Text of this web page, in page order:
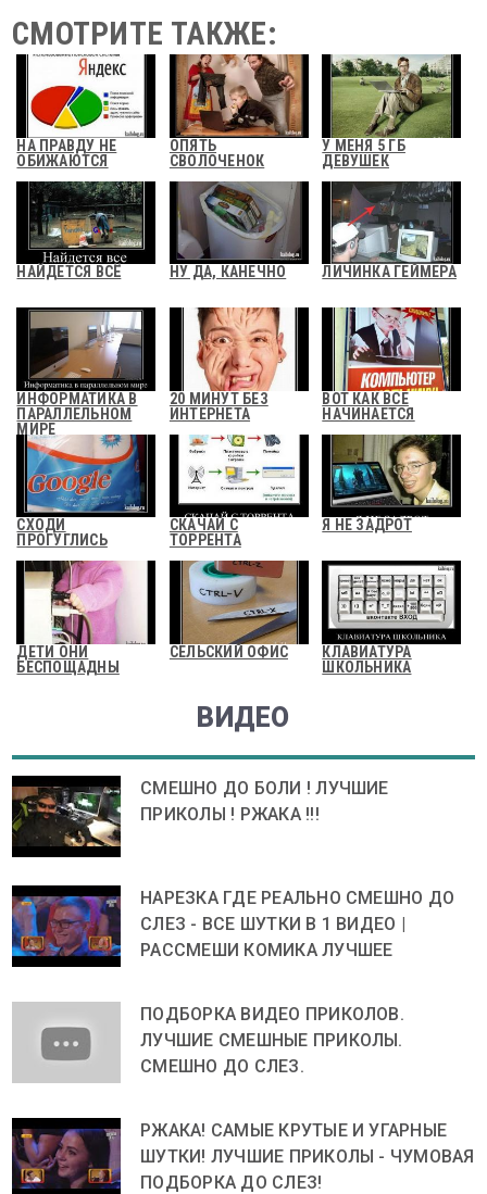
СМОТРИТЕ ТАКЖЕ:
НА ПРАВДУ НЕ
ОБИЖАЮТСЯ
ОПЯТЬ
СВОЛОЧЕНОК
У МЕНЯ 5 ГБ
ДЕВУШЕК
НАЙДЕТСЯ ВСЁ НУ ДА, КАНЕЧНО ЛИЧИНКА ГЕЙМЕРА
ИНФОРМАТИКА В
ПАРАЛЛЕЛЬНОМ
МИРЕ
20 МИНУТ БЕЗ
ИНТЕРНЕТА
ВОТ КАК ВСЕ
НАЧИНАЕТСЯ
СХОДИ
ПРОГУГЛИСЬ
СКАЧАЙ С
ТОРРЕНТА
Я НЕ ЗАДРОТ
ДЕТИ ОНИ
БЕСПОЩАДНЫ
СЕЛЬСКИЙ ОФИС
КЛАВИАТУРА
ШКОЛЬНИКА
ВИДЕО
СМЕШНО ДО БОЛИ ! ЛУЧШИЕ
ПРИКОЛЫ ! РЖАКА !!!
НАРЕЗКА ГДЕ РЕАЛЬНО СМЕШНО ДО
СЛЕЗ - ВСЕ ШУТКИ В 1 ВИДЕО |
РАССМЕШИ КОМИКА ЛУЧШЕЕ
ПОДБОРКА ВИДЕО ПРИКОЛОВ.
ЛУЧШИЕ СМЕШНЫЕ ПРИКОЛЫ.
СМЕШНО ДО СЛЕЗ.
РЖАКА! САМЫЕ КРУТЫЕ И УГАРНЫЕ
ШУТКИ! ЛУЧШИЕ ПРИКОЛЫ - ЧУМОВАЯ
ПОДБОРКА ДО СЛЕЗ!